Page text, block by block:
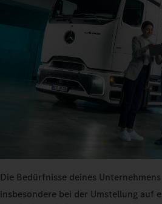
Die Bedürfnisse deines
insbesondere bei der Umstellung auf